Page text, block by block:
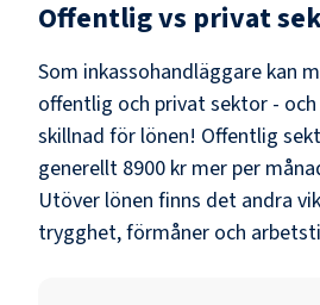
Offentlig vs privat
Som inkassohandläggare kan
offentlig och privat sektor -
skillnad för lönen! Offentlig
generellt 8900 kr mer per
Utöver lönen finns det andra
trygghet, förmåner och